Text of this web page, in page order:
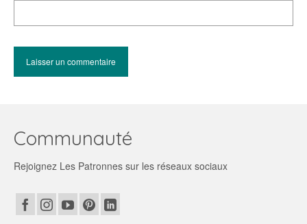
Communauté
Rejoignez Les Patronnes sur les réseaux sociaux